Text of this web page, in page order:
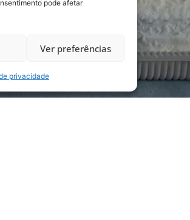
pode afetar
Ver preferências
privacidade